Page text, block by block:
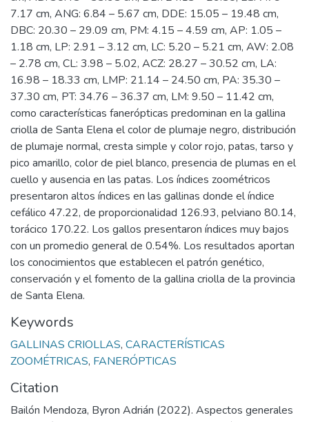
7.17 cm, ANG: 6.84 – 5.67 cm, DDE: 15.05 – 19.48 cm,
DBC: 20.30 – 29.09 cm, PM: 4.15 – 4.59 cm, AP: 1.05 –
1.18 cm, LP: 2.91 – 3.12 cm, LC: 5.20 – 5.21 cm, AW: 2.08
– 2.78 cm, CL: 3.98 – 5.02, ACZ: 28.27 – 30.52 cm, LA:
16.98 – 18.33 cm, LMP: 21.14 – 24.50 cm, PA: 35.30 –
37.30 cm, PT: 34.76 – 36.37 cm, LM: 9.50 – 11.42 cm,
como características fanerópticas predominan en la gallina
criolla de Santa Elena el color de plumaje negro, distribución
de plumaje normal, cresta simple y color rojo, patas, tarso y
pico amarillo, color de piel blanco, presencia de plumas en el
cuello y ausencia en las patas. Los índices zoométricos
presentaron altos índices en las gallinas donde el índice
cefálico 47.22, de proporcionalidad 126.93, pelviano 80.14,
torácico 170.22. Los gallos presentaron índices muy bajos
con un promedio general de 0.54%. Los resultados aportan
los conocimientos que establecen el patrón genético,
conservación y el fomento de la gallina criolla de la provincia
de Santa Elena.
Keywords
GALLINAS CRIOLLAS, CARACTERÍSTICAS
ZOOMÉTRICAS, FANERÓPTICAS
Citation
Bailón Mendoza, Byron Adrián (2022). Aspectos generales